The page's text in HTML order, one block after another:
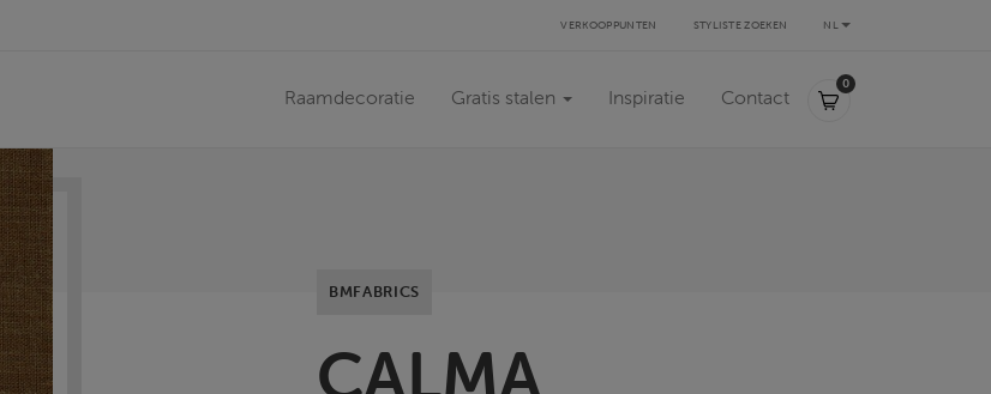
NL
VERKOOPPUNTEN STYLISTE ZOEKEN
Raamdecoratie Gratis stalen Inspiratie Contact
00,00 €
BMFABRICS
CALMA